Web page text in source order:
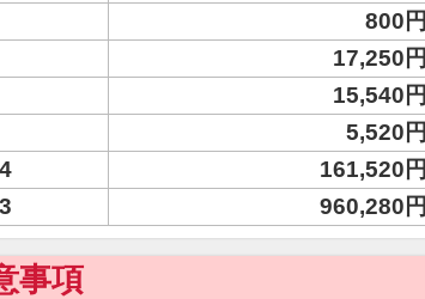
800円
17,250円
15,540円
5,520円
161,520円
960,280円
事項